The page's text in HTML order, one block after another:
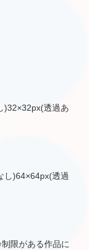
)32×32px(透過あ
し)64×64px(透過
限がある作品に